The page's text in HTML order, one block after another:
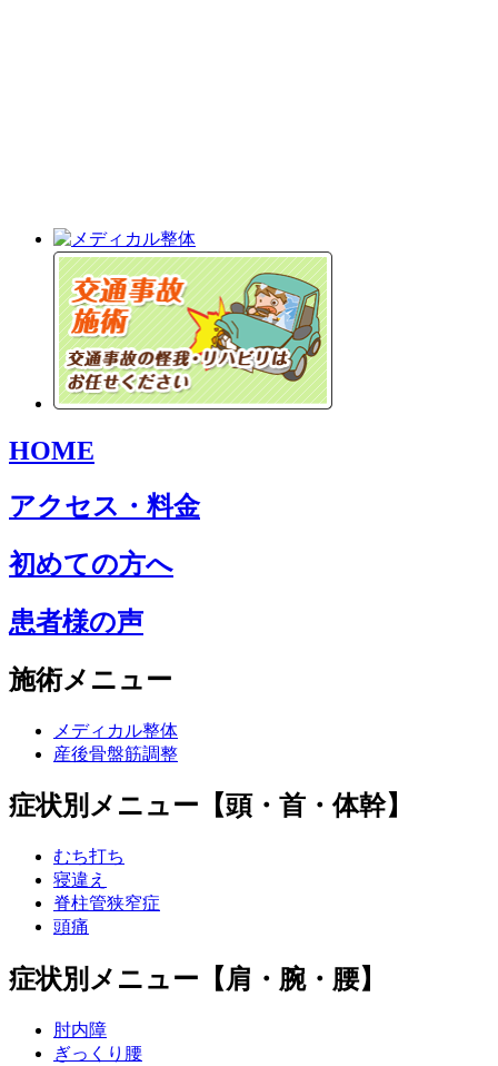
HOME
アクセス・料金
初めての方へ
患者様の声
施術メニュー
メディカル整体
産後骨盤筋調整
症状別メニュー【頭・首・体幹】
むち打ち
寝違え
脊柱管狭窄症
頭痛
症状別メニュー【肩・腕・腰】
肘内障
ぎっくり腰